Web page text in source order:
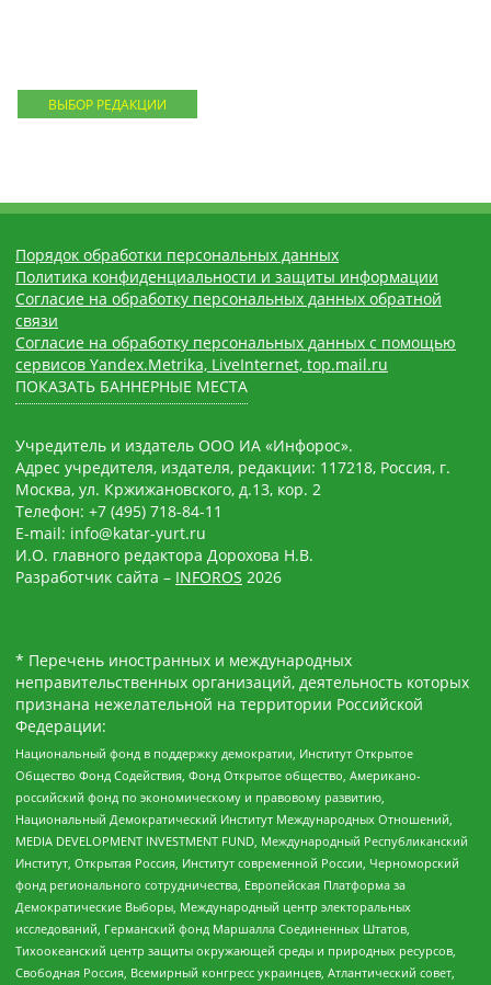
ВЫБОР РЕДАКЦИИ
Порядок обработки персональных данных
Политика конфиденциальности и защиты информации
Согласие на обработку персональных данных обратной
связи
Согласие на обработку персональных данных с помощью
сервисов Yandex.Metrika, LiveInternet, top.mail.ru
ПОКАЗАТЬ БАННЕРНЫЕ МЕСТА
Учредитель и издатель ООО ИА «Инфорос».
Адрес учредителя, издателя, редакции: 117218, Россия, г.
Москва, ул. Кржижановского, д.13, кор. 2
Телефон: +7 (495) 718-84-11
E-mail: info@katar-yurt.ru
И.О. главного редактора Дорохова Н.В.
Разработчик сайта – INFOROS 2026
* Перечень иностранных и международных
неправительственных организаций, деятельность которых
признана нежелательной на территории Российской
Федерации:
Национальный фонд в поддержку демократии, Институт Открытое
Общество Фонд Содействия, Фонд Открытое общество, Американо-
российский фонд по экономическому и правовому развитию,
Национальный Демократический Институт Международных Отношений,
MEDIA DEVELOPMENT INVESTMENT FUND, Международный Республиканский
Институт, Открытая Россия, Институт современной России, Черноморский
фонд регионального сотрудничества, Европейская Платформа за
Демократические Выборы, Международный центр электоральных
исследований, Германский фонд Маршалла Соединенных Штатов,
Тихоокеанский центр защиты окружающей среды и природных ресурсов,
Свободная Россия, Всемирный конгресс украинцев, Атлантический совет,